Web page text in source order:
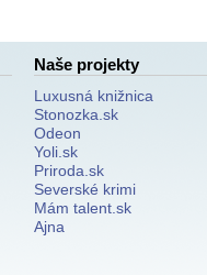
Naše projekty
Luxusná knižnica
Stonozka.sk
Odeon
Yoli.sk
Priroda.sk
Severské krimi
Mám talent.sk
Ajna